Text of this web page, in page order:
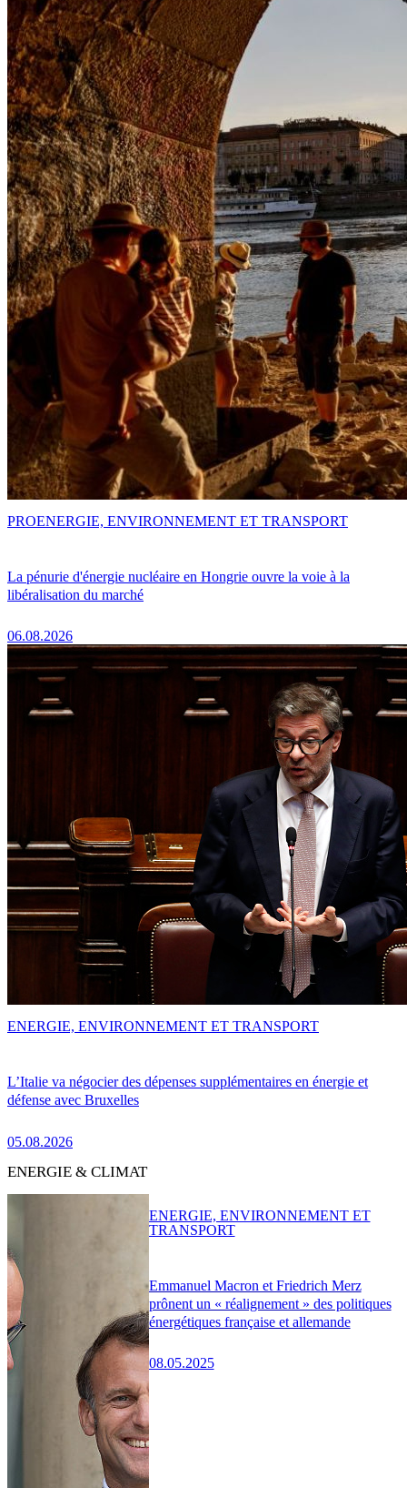
La pénurie d'énergie nucléaire en Hongrie ouvre la voie à la
libéralisation du marché
06.08.2026
PROENERGIE, ENVIRONNEMENT ET TRANSPORT
L’Italie va négocier des dépenses supplémentaires en énergie et
défense avec Bruxelles
05.08.2026
ENERGIE, ENVIRONNEMENT ET TRANSPORT
ENERGIE & CLIMAT
Emmanuel Macron et Friedrich Merz
prônent un « réalignement » des politiques
énergétiques française et allemande
08.05.2025
ENERGIE, ENVIRONNEMENT ET
TRANSPORT